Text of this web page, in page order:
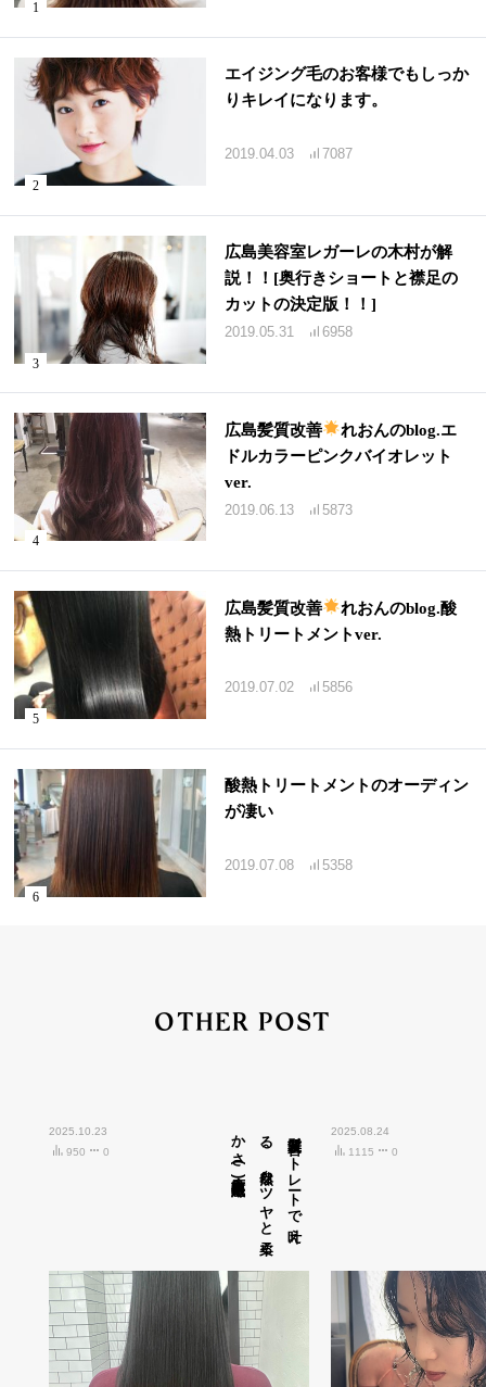
エイジング毛のお客様でもしっか
りキレイになります。
2019.04.03 7087
広島美容室レガーレの木村が解
説！！[奥行きショートと襟足の
カットの決定版！！]
2019.05.31 6958
広島髪質改善
れおんのblog.エ
ドルカラーピンクバイオレット
ver.
2019.06.13 5873
広島髪質改善
れおんのblog.酸
熱トリートメントver.
2019.07.02 5856
酸熱トリートメントのオーディン
が凄い
2019.07.08 5358
OTHER POST
2025.10.23
950
0 髪質改善ス
ト
レ
ート
で
叶え
る
、
自然な
ツ
ヤ
と
柔ら
か
さ
(
広島市中区紙屋町)
2025.08.24
1115
0